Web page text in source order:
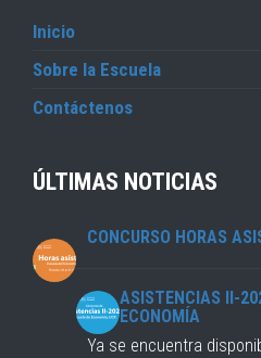
Inicio
Sobre la Escuela
Contáctenos
ÚLTIMAS NOTICIAS
CONCURSO HORAS
ASISTENCIAS II-
ECONOMÍA
Ya se encuentra